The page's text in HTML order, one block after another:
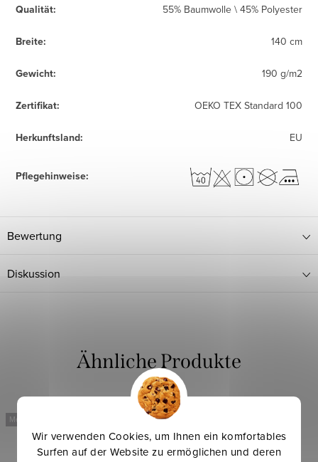
Wir verwenden Cookies, um Ihnen ein komfortables
Surfen auf der Website zu ermöglichen und deren
Qualität: 55% Baumwolle \ 45% Polyester
Breite: 140 cm
Gewicht: 190 g/m2
Zertifikat: OEKO TEX Standard 100
Herkunftsland: EU
Pflegehinweise:
Bewertung
Diskussion
Mehr für weniger Mehr für weniger